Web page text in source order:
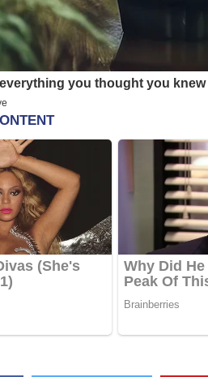
Pse Nuk Duhet të
Letrën e Aluminit
e Ushqimeve
AGROWEB 7 QERSHOR,